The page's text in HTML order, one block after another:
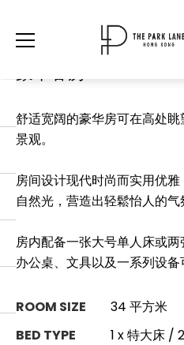
豪華客房
舒适宽阔的豪华房可在高处
景观。
房间设计现代时尚而实用优
自然光，营造出轻鬆怡人的气
房内配备一张大号单人床或两
办公桌、文具以及一系列设备
ROOM SIZE
34 平方米
BED TYPE
1 x 特大床 /